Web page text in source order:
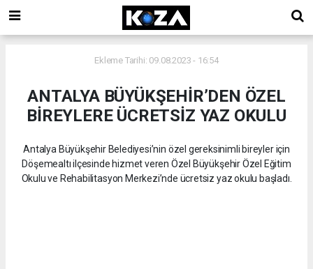
Ekleme Tarihi: 09.08.2023 - 16:54
ANTALYA BÜYÜKŞEHİR’DEN ÖZEL
BİREYLERE ÜCRETSİZ YAZ OKULU
Antalya Büyükşehir Belediyesi’nin özel gereksinimli bireyler için
Döşemealtı ilçesinde hizmet veren Özel Büyükşehir Özel Eğitim
Okulu ve Rehabilitasyon Merkezi’nde ücretsiz yaz okulu başladı.